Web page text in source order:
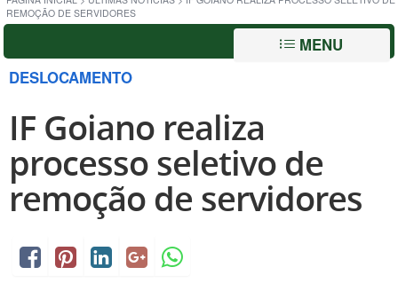
REMOÇÃO DE SERVIDORES
MENU
DESLOCAMENTO
IF Goiano realiza
processo seletivo de
remoção de servidores